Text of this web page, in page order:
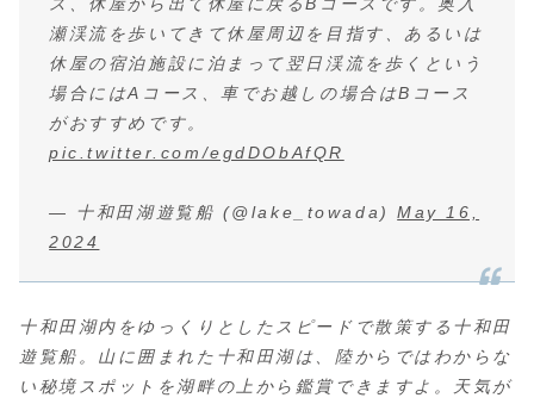
瀬渓流を歩いてきて休屋周辺を目指す、あるいは
休屋の宿泊施設に泊まって翌日渓流を歩くという
場合にはAコース、車でお越しの場合はBコース
がおすすめです。
pic.twitter.com/egdDObAfQR
— 十和田湖遊覧船 (@lake_towada)May 16,
2024
十和田湖内をゆっくりとしたスピードで散策する十和田
遊覧船。山に囲まれた十和田湖は、陸からではわからな
い秘境スポットを湖畔の上から鑑賞できますよ。天気が